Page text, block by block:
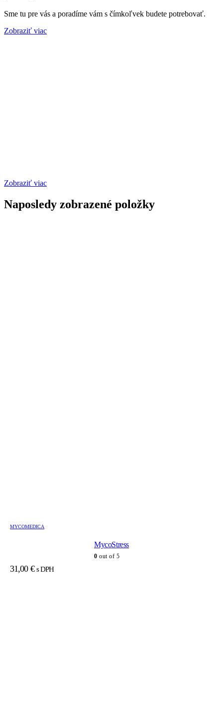
Sme tu pre vás a poradíme vám s čímkoľvek budete potrebovať.
Zobraziť viac
Zobraziť viac
Naposledy zobrazené položky
MYCOMEDICA
MycoStress
0 out of 5
31,00 € s DPH